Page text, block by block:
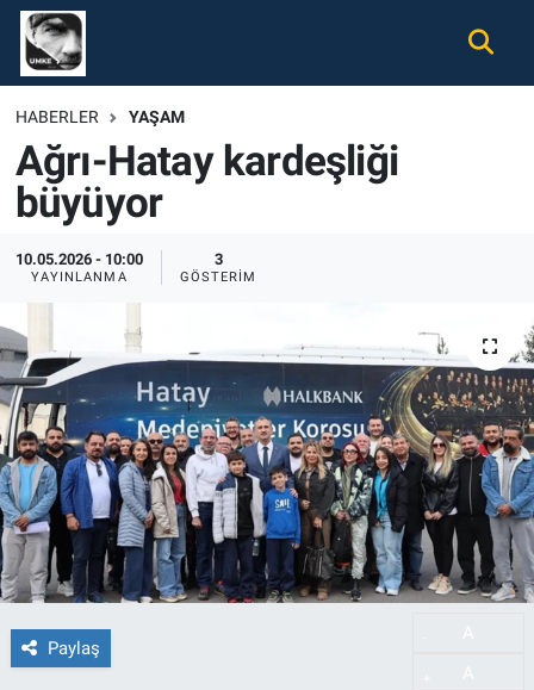
HABERLER YAŞAM
Ağrı-Hatay kardeşliği
büyüyor
10.05.2026 - 10:00
YAYINLANMA
3
GÖSTERIM
Paylaş
Gündem
Ekonomi
Spor
Magazin
Tüm Haberler
İletişim
Künye
Nöbetçi Eczaneler
Hava Durumu
Namaz Vakitleri
Trafik Durumu
Süper Lig Puan Durumu ve Fikstür
Tüm Manşetler
Son Dakika Haberleri
Haber Arşivi